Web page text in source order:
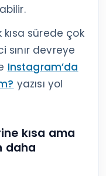
kısa sürede çok
sınır devreye
Instagram’da
yazısı yol
kısa ama
daha